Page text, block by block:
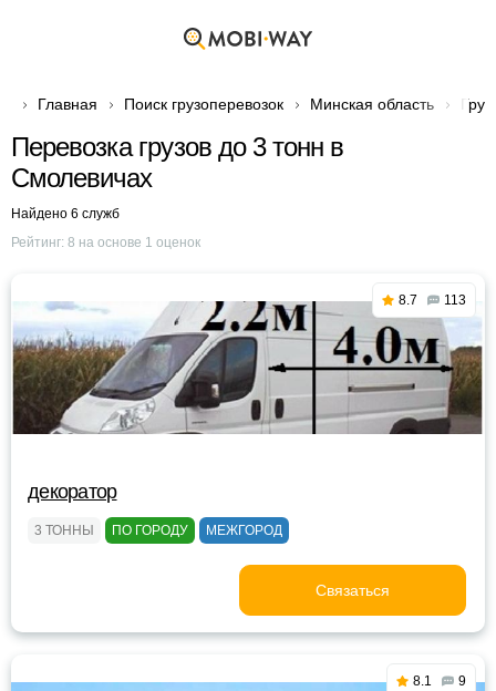
Главная Поиск грузоперевозок Минская область
Перевозка грузов до 3 тонн в
Смолевичах
Найдено 6 служб
Рейтинг: 8 на основе 1 оценок
8.7 113
декоратор
3 ТОННЫ ПО ГОРОДУ МЕЖГОРОД
Связаться
8.1 9